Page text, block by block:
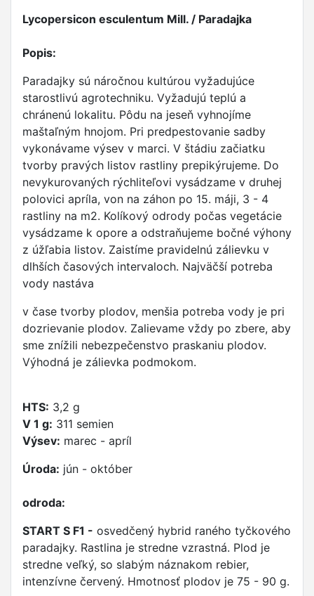
Lycopersicon esculentum Mill. / Paradajka
Popis:
Paradajky sú náročnou kultúrou vyžadujúce
starostlivú agrotechniku. Vyžadujú teplú a
chránenú lokalitu. Pôdu na jeseň vyhnojíme
maštaľným hnojom. Pri predpestovanie sadby
vykonávame výsev v marci. V štádiu začiatku
tvorby pravých listov rastliny prepikýrujeme. Do
nevykurovaných rýchliteľovi vysádzame v druhej
polovici apríla, von na záhon po 15. máji, 3 - 4
rastliny na m2. Kolíkový odrody počas vegetácie
vysádzame k opore a odstraňujeme bočné výhony
z úžľabia listov. Zaistíme pravidelnú zálievku v
dlhších časových intervaloch. Najväčší potreba
vody nastáva
v čase tvorby plodov, menšia potreba vody je pri
dozrievanie plodov. Zalievame vždy po zbere, aby
sme znížili nebezpečenstvo praskaniu plodov.
Výhodná je zálievka podmokom.
HTS: 3,2 g
V 1 g: 311 semien
Výsev: marec - apríl
Úroda: jún - október
odroda:
START S F1 - osvedčený hybrid raného tyčkového
paradajky. Rastlina je stredne vzrastná. Plod je
stredne veľký, so slabým náznakom rebier,
intenzívne červený. Hmotnosť plodov je 75 - 90 g.